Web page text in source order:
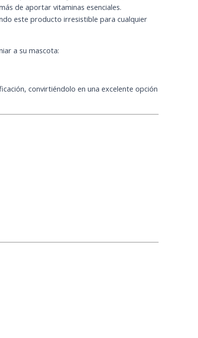
de aportar vitaminas esenciales.
este producto irresistible para cualquier
a su mascota:
convirtiéndolo en una excelente opción